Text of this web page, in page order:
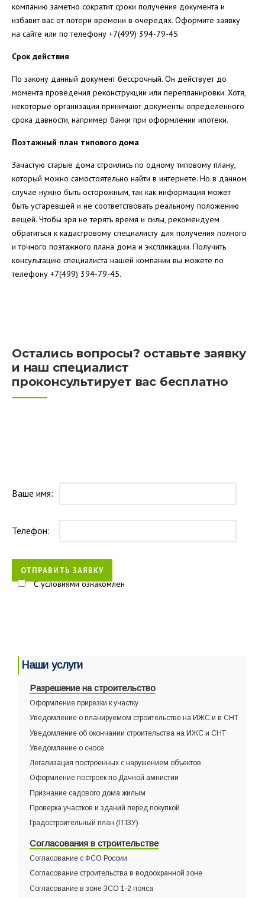
компанию заметно сократит сроки получения документа и
избавит вас от потери времени в очередях. Оформите заявку
на сайте или по телефону +7(499) 394-79-45
Срок действия
По закону данный документ бессрочный. Он действует до
момента проведения реконструкции или перепланировки. Хотя,
некоторые организации принимают документы определенного
срока давности, например банки при оформлении ипотеки.
Поэтажный план типового дома
Зачастую старые дома строились по одному типовому плану,
который можно самостоятельно найти в интернете. Но в данном
случае нужно быть осторожным, так как информация может
быть устаревшей и не соответствовать реальному положению
вещей. Чтобы зря не терять время и силы, рекомендуем
обратиться к кадастровому специалисту для получения полного
и точного поэтажного плана дома и экспликации. Получить
консультацию специалиста нашей компании вы можете по
телефону +7(499) 394-79-45.
Остались вопросы? оставьте заявку
и наш специалист
проконсультирует вас бесплатно
Ваше имя:
Телефон:
С условиями ознакомлен
Наши услуги
Разрешение на строительство
Оформление прирезки к участку
Уведомление о планируемом строительстве на ИЖС и в СНТ
Уведомление об окончании строительства на ИЖС и СНТ
Уведомление о сносе
Легализация построенных с нарушением объектов
Оформление построек по Дачной амнистии
Признание садового дома жилым
Проверка участков и зданий перед покупкой
Градостроительный план (ГПЗУ)
Согласования в строительстве
Согласование с ФСО России
Согласование строительства в водоохранной зоне
Согласование в зоне ЗСО 1-2 пояса